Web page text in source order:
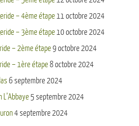
– 4ème étape 11 octobre 2024
– 3ème étape 10 octobre 2024
– 2ème étape9 octobre 2024
– 1ère étape8 octobre 2024
6 septembre 2024
5 septembre 2024
4 septembre 2024